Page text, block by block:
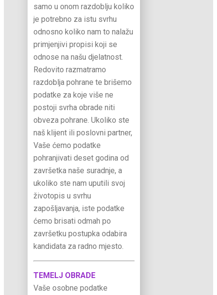
samo u onom razdoblju koliko
je potrebno za istu svrhu
odnosno koliko nam to nalažu
primjenjivi propisi koji se
odnose na našu djelatnost.
Redovito razmatramo
razdoblja pohrane te brišemo
podatke za koje više ne
postoji svrha obrade niti
obveza pohrane. Ukoliko ste
naš klijent ili poslovni partner,
Vaše ćemo podatke
pohranjivati deset godina od
završetka naše suradnje, a
ukoliko ste nam uputili svoj
životopis u svrhu
zapošljavanja, iste podatke
ćemo brisati odmah po
završetku postupka odabira
kandidata za radno mjesto.
TEMELJ OBRADE
Vaše osobne podatke